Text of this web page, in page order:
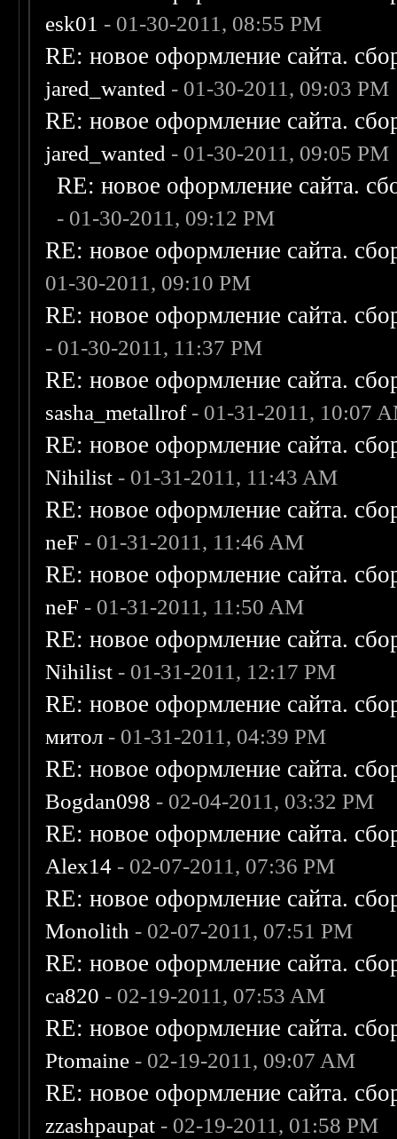
esk01 - 01-30-2011, 08:55 PM
RE: новое оформление сайта.
jared_wanted - 01-30-2011, 09:03 PM
RE: новое оформление сайта.
jared_wanted - 01-30-2011, 09:05 PM
RE: новое оформление сайта.
- 01-30-2011, 09:12 PM
RE: новое оформление сайта.
01-30-2011, 09:10 PM
RE: новое оформление сайта.
- 01-30-2011, 11:37 PM
RE: новое оформление сайта.
sasha_metallrof- 01-31-2011, 10:07
RE: новое оформление сайта.
Nihilist - 01-31-2011, 11:43 AM
RE: новое оформление сайта.
neF - 01-31-2011, 11:46 AM
RE: новое оформление сайта.
neF - 01-31-2011, 11:50 AM
RE: новое оформление сайта.
Nihilist - 01-31-2011, 12:17 PM
RE: новое оформление сайта.
митол - 01-31-2011, 04:39 PM
RE: новое оформление сайта.
Bogdan098 - 02-04-2011, 03:32 PM
RE: новое оформление сайта.
Alex14 - 02-07-2011, 07:36 PM
RE: новое оформление сайта.
Monolith - 02-07-2011, 07:51 PM
RE: новое оформление сайта.
ca820 - 02-19-2011, 07:53 AM
RE: новое оформление сайта.
Ptomaine - 02-19-2011, 09:07 AM
RE: новое оформление сайта.
zzashpaupat - 02-19-2011, 01:58 PM